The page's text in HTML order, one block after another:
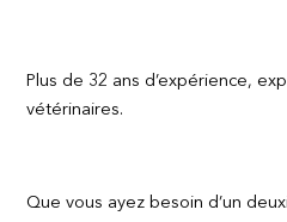
Plus de 32 ans d’expérience,
vétérinaires.
Que vous ayez besoin d’un